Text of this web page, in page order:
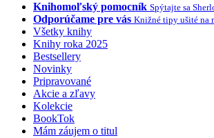
Knihomoľský pomocník Spýtajte sa
Odporúčame pre vás Knižné tipy ušité na
Všetky knihy
Knihy roka 2025
Bestsellery
Novinky
Pripravované
Akcie a zľavy
Kolekcie
BookTok
Mám záujem o titul